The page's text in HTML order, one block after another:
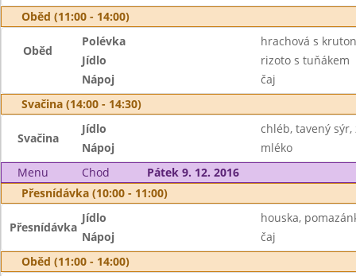
Oběd (11:00 - 14:00)
Oběd
Polévka
hrachová s
Jídlo
rizoto s tuňákem
Nápoj
čaj
Svačina (14:00 - 14:30)
Svačina
Jídlo
chléb, tavený
Nápoj
mléko
Menu
Chod
Pátek 9. 12. 2016
Přesnídávka (10:00 - 11:00)
Přesnídávka
Jídlo
houska,
Nápoj
čaj
Oběd (11:00 - 14:00)